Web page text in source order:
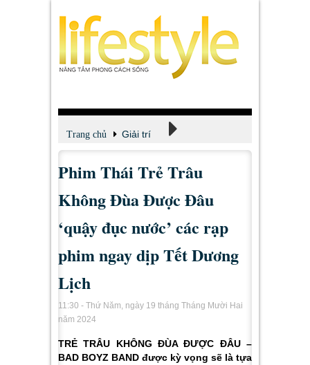
Trang chủ Giải trí
Xem - Nghe - Đọc
Phim Thái Trẻ Trâu
Không Đùa Được Đâu
‘quậy đục nước’ các rạp
phim ngay dịp Tết Dương
Lịch
11:30 - Thứ Năm, ngày 19 tháng Tháng Mười Hai
năm 2024
TRẺ TRÂU KHÔNG ĐÙA ĐƯỢC ĐÂU –
BAD BOYZ BAND được kỳ vọng sẽ là tựa